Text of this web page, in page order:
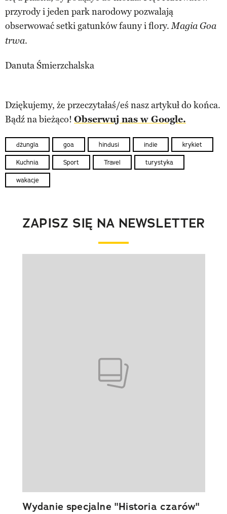
przyrody i jeden park narodowy pozwalają
obserwować setki gatunków fauny i flory.Magia Goa
trwa.
Danuta Śmierzchalska
Dziękujemy, że przeczytałaś/eś nasz artykuł do końca.
Bądź na bieżąco! Obserwuj nas w Google.
dżungla goa hindusi indie krykiet
Kuchnia Sport Travel turystyka
wakacje
ZAPISZ SIĘ NA NEWSLETTER
Wydanie specjalne "Historia czarów"